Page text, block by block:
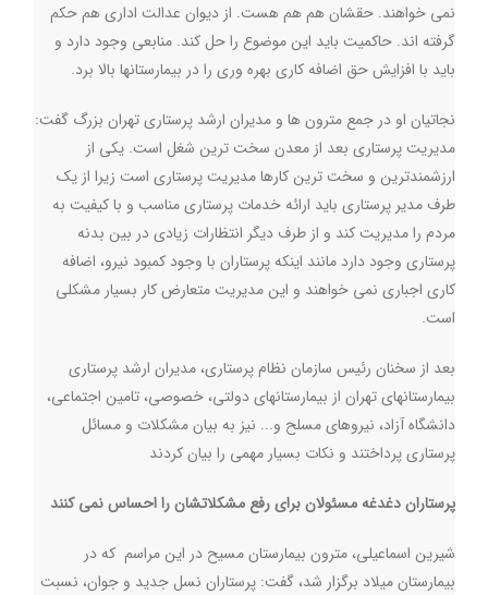
نمی خواهند. حقشان هم هم هست. از دیوان عدالت اداری هم حکم
گرفته اند. حاکمیت باید این موضوع را حل کند. منابعی وجود دارد و
باید با افزایش حق اضافه کاری بهره وری را در بیمارستانها بالا برد.
نجاتیان او در جمع مترون ها و مدیران ارشد پرستاری تهران بزرگ گفت:
مدیریت پرستاری بعد از معدن سخت ترین شغل است. یکی از
ارزشمندترین و سخت ترین کارها مدیریت پرستاری است زیرا از یک
طرف مدیر پرستاری باید ارائه خدمات پرستاری مناسب و با کیفیت به
مردم را مدیریت کند و از طرف دیگر انتظارات زیادی در بین بدنه
پرستاری وجود دارد مانند اینکه پرستاران با وجود کمبود نیرو، اضافه
کاری اجباری نمی خواهند و این مدیریت متعارض کار بسیار مشکلی
است.
بعد از سخنان رئیس سازمان نظام پرستاری، مدیران ارشد پرستاری
بیمارستانهای تهران از بیمارستانهای دولتی، خصوصی، تامین اجتماعی،
دانشگاه آزاد، نیروهای مسلح و... نیز به بیان مشکلات و مسائل
پرستاری پرداختند و نکات بسیار مهمی را بیان کردند
پرستاران دغدغه مسئولان برای رفع مشکلاتشان را احساس نمی کنند
شیرین اسماعیلی، مترون بیمارستان مسیح در این مراسم که در
بیمارستان میلاد برگزار شد، گفت: پرستاران نسل جدید و جوان، نسبت